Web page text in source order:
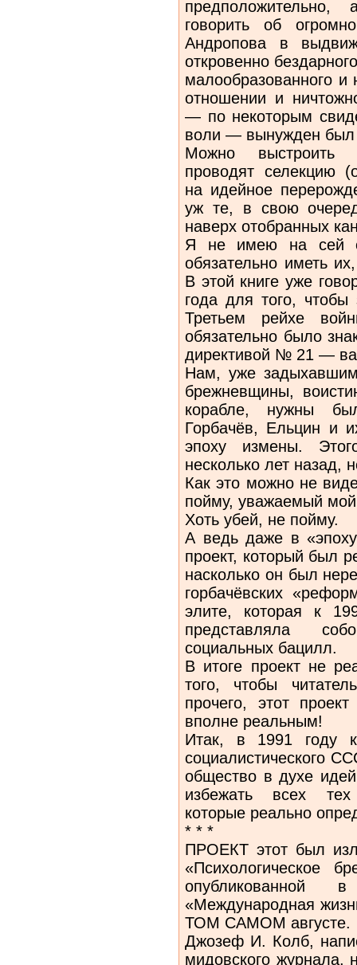
говорить об
Андропова в
откровенно
малообразованного и
отношении и
— по некоторым
воли — вынужден был
Можно выстроить
проводят селекцию
на идейное
уж те, в свою
наверх отобранных
Я не имею на сей
обязательно иметь
В этой книге уже
года для того,
Третьем рейхе
обязательно было
директивой № 21 —
Нам, уже
брежневщины,
корабле, нужны
Горбачёв, Ельцин и
эпоху измены.
несколько лет назад,
Как это можно не
пойму, уважаемый мой
Хоть убей, не пойму.
А ведь даже в
проект, который был
насколько он был
горбачёвских
элите, которая к
представляла
социальных бацилл.
В итоге проект не
того, чтобы
прочего, этот
вполне реальным!
Итак, в 1991 году
социалистического
общество в духе
избежать всех тех
которые реально
* * *
ПРОЕКТ этот был
«Психологическое
«Международная
ТОМ САМОМ августе.
Джозеф И. Колб,
мидовского журнала,